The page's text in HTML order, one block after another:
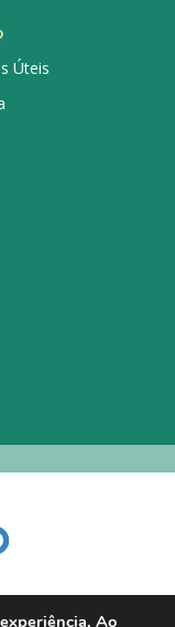
Úteis
Ao